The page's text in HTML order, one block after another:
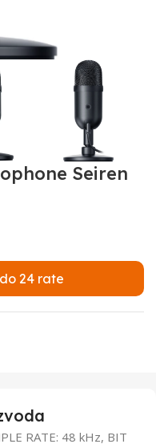
Seiren
24 rate
RATE: 48 kHz, BIT